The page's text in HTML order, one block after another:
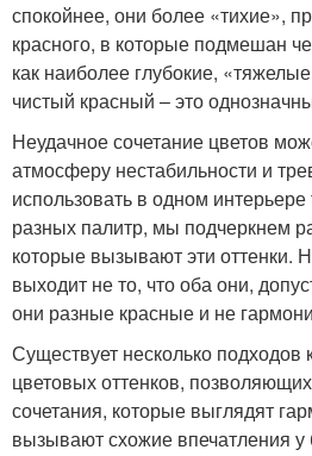
спокойнее, они более «тихие»,
красного, в которые подмешан
как наиболее глубокие,
чистый красный – это
Неудачное сочетание цветов
атмосферу нестабильности и
использовать в одном интерьере
разных палитр, мы подчеркнем
которые вызывают эти оттенки.
выходит не то, что оба они,
они разные красные и не
Существует несколько подходов
цветовых оттенков,
сочетания, которые выглядят
вызывают схожие впечатления